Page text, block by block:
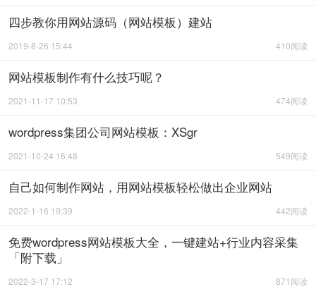
四步教你用网站源码（网站模板）建站
410阅读
2019-8-26 15:44
网站模板制作有什么技巧呢？
474阅读
2021-11-17 10:53
wordpress集团公司网站模板：XSgr
549阅读
2021-10-24 16:48
自己如何制作网站，用网站模板轻松做出企业网站
442阅读
2022-1-16 19:39
免费wordpress网站模板大全，一键建站+行业内容采集
「附下载」
871阅读
2022-3-17 17:12